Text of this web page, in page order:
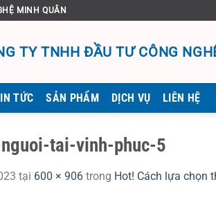
MINH QUÂN
TY TNHH ĐẦU TƯ CÔNG
TỨC SẢN PHẨM DỊCH VỤ LIÊN HỆ
tai-vinh-phuc-5
tại 600 × 906 trong Hot! Cách lựa chọn